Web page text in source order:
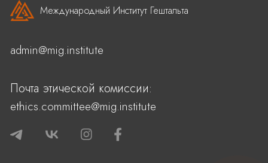
Международный Институт Гештальта
admin@mig.institute
Почта этической комиссии:
ethics.committee@mig.institute